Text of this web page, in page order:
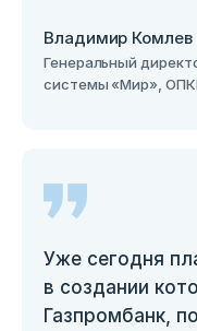
Владимир Комлев
Генеральный
системы «Мир»,
Уже сегодня
в создании
Газпромбанк,